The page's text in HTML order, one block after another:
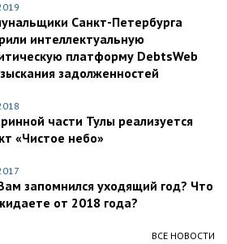
Санкт-Петербурга
интеллектуальную
платформу DebtsWeb
задолженностей
части Тулы реализуется
«Чистое небо»
запомнился уходящий год? Что
от 2018 года?
ВСЕ НОВОСТИ